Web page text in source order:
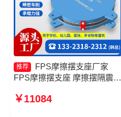
推荐
FPS摩擦摆支座厂家
FPS摩擦摆支座 摩擦摆隔震支
工厂 摩擦摆支座FPS-II-15000
￥11084